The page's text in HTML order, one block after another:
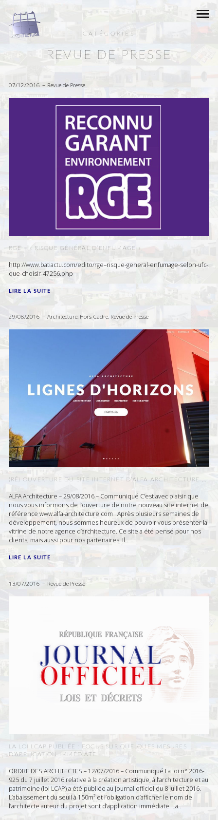
CATÉGORIES
REVUE DE PRESSE
07/12/2016 Revue de Presse
RGE = « RISQUE GÉNÉRAL D’ENFUMAGE »
http://www.batiactu.com/edito/rge–risque-general-enfumage-selon-ufc-
que-choisir-47256.php
LIRE LA SUITE
29/08/2016 Architecture, Hors Cadre, Revue de Presse
(RÉ) OUVERTURE DU SITE INTERNET D’ALFA ARCHITECTURE …
ALFA Architecture – 29/08/2016 – Communiqué C’est avec plaisir que
nous vous informons de l’ouverture de notre nouveau site internet de
référence www.alfa-architecture.com Après plusieurs semaines de
développement, nous sommes heureux de pouvoir vous présenter la
vitrine de notre agence d’architecture. Ce site a été pensé pour nos
clients, mais aussi pour nos partenaires. Il..
LIRE LA SUITE
13/07/2016 Revue de Presse
LA LOI LCAP PUBLIÉE : FOCUS SUR QUELQUES MESURES
D’APPLICATION IMMÉDIATE
ORDRE DES ARCHITECTES – 12/07/2016 – Communiqué La loi n° 2016-
925 du 7 juillet 2016 relative à la création artistique, à l’architecture et au
patrimoine (loi LCAP) a été publiée au Journal officiel du 8 juillet 2016.
L’abaissement du seuil à 150m² et l’obligation d’afficher le nom de
l’architecte auteur du projet sont d’application immédiate. La..